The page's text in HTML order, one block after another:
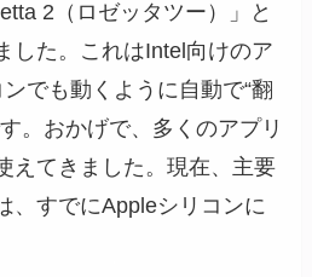
2（ロゼッタツー）」と
した。これはIntel向けのア
でも動くように自動で“翻
。おかげで、多くのアプリ
えてきました。現在、主要
、すでにAppleシリコンに